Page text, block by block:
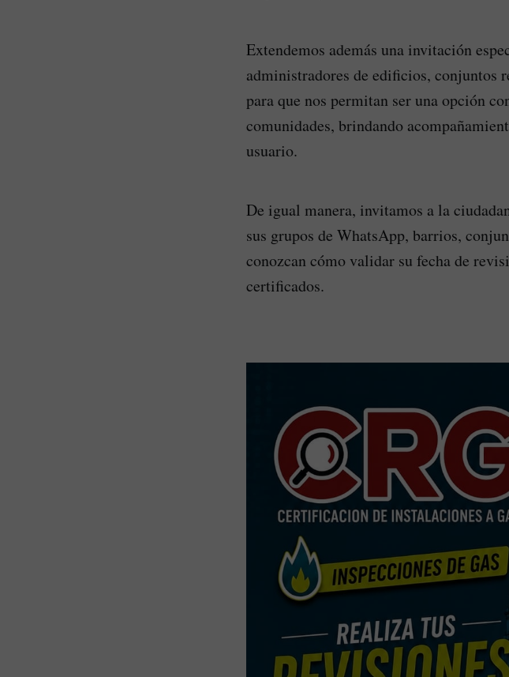
Extendemos además una invitación
administradores de edificios, conjuntos
para que nos permitan ser una opción
comunidades, brindando
usuario.
De igual manera, invitamos a la
sus grupos de WhatsApp, barrios,
conozcan cómo validar su fecha de
certificados.